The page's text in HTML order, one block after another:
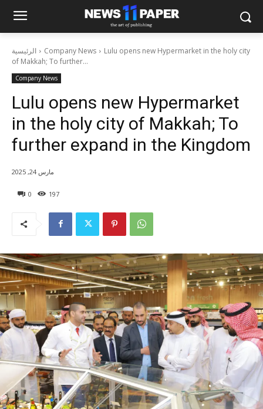
الرئيسية Company News
Lulu opens new Hypermarket in the holy city
of Makkah; To further...
Company News
Lulu opens new Hypermarket
in the holy city of Makkah; To
further expand in the Kingdom
0 197
مارس 24, 2025